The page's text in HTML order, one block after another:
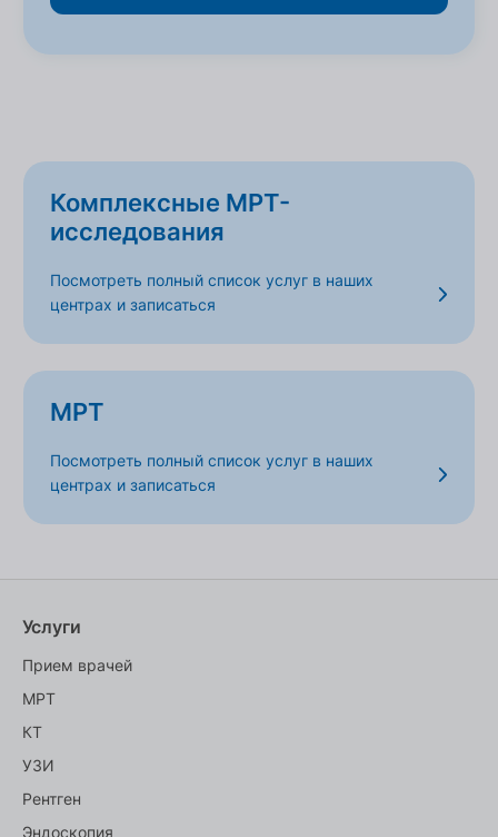
Комплексные МРТ-
исследования
Посмотреть полный список услуг в наших
центрах и записаться
МРТ
Посмотреть полный список услуг в наших
центрах и записаться
Услуги
Прием врачей
МРТ
КТ
УЗИ
Рентген
Эндоскопия